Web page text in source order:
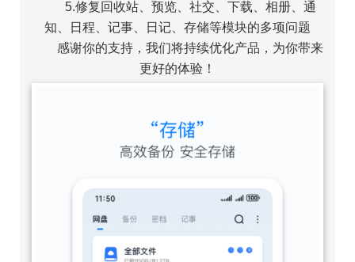
5.修复回收站、预览、社交、下载、相册、通
知、日程、记事、日记、存储等模块的多项问题
感谢你的支持，我们将持续优化产品，为你带来
更好的体验！